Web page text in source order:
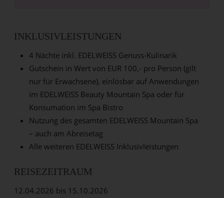
INKLUSIVLEISTUNGEN
4 Nächte inkl. EDELWEISS Genuss-Kulinarik
Gutschein in Wert von EUR 100,- pro Person (gilt
nur für Erwachsene), einlösbar auf Anwendungen
im EDELWEISS Beauty Mountain Spa oder für
Konsumation im Spa Bistro
Nutzung des gesamten EDELWEISS Mountain Spa
– auch am Abreisetag
Alle weiteren EDELWEISS Inklusivleistungen
REISEZEITRAUM
12.04.2026 bis 15.10.2026